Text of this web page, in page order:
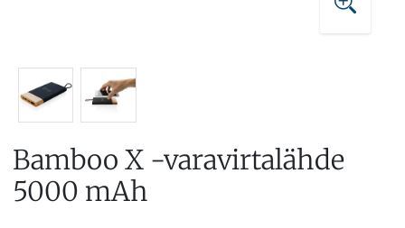
Bamboo X -varavirtalähde
5000 mAh